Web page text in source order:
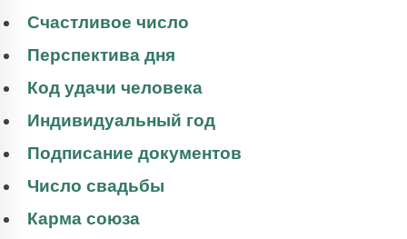
Счастливое число
Перспектива дня
Код удачи человека
Индивидуальный год
Подписание документов
Число свадьбы
Карма союза